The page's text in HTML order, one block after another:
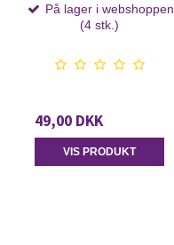
På lager i webshoppen
(4 stk.)
49,00 DKK
VIS PRODUKT